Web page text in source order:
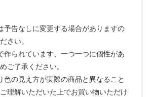
予告なしに変更する場合がありますの
さい。
作られています、一つ一つに個性があ
ご了承ください。
色の見え方が実際の商品と異なること
理解いただいた上でお買い物いただけ